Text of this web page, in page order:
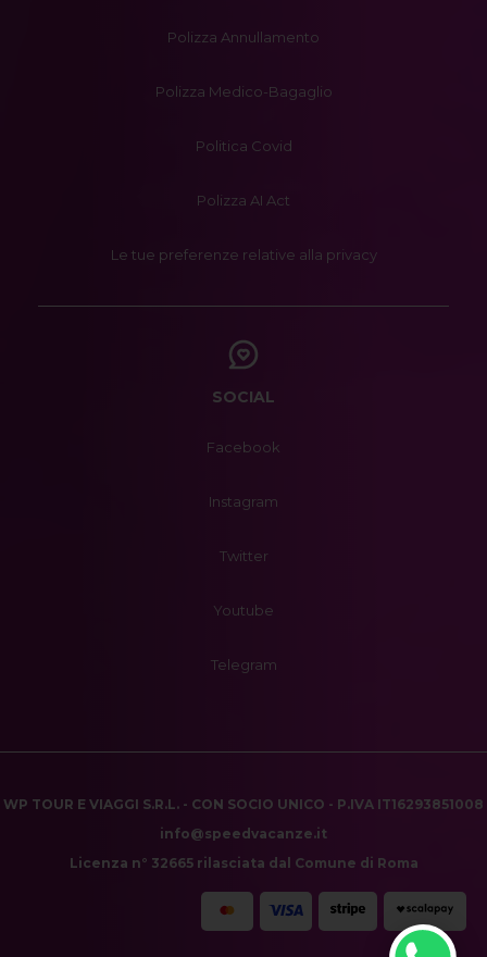
Polizza Annullamento
Polizza Medico-Bagaglio
Politica Covid
Polizza AI Act
Le tue preferenze relative alla privacy
SOCIAL
Facebook
Instagram
Twitter
Youtube
Telegram
WP TOUR E VIAGGI S.R.L. - CON SOCIO UNICO - P.IVA IT16293851008
info@speedvacanze.it
Licenza n° 32665 rilasciata dal Comune di Roma